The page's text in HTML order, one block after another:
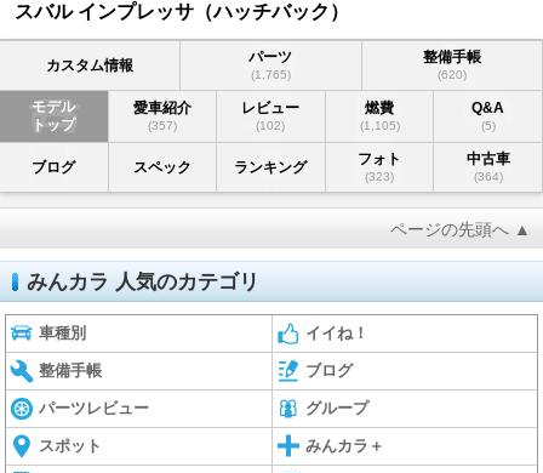
スバル インプレッサ（ハッチバック）
カスタム情報 パーツ
(1,765)
整備手帳
(620)
モデル
トップ
愛車紹介
(357)
レビュー
(102)
燃費
(1,105)
Q&A
(5)
ブログ スペック ランキング フォト
(323)
中古車
(364)
ページの先頭へ ▲
みんカラ 人気のカテゴリ
車種別 イイね！
整備手帳 ブログ
パーツレビュー グループ
スポット みんカラ＋